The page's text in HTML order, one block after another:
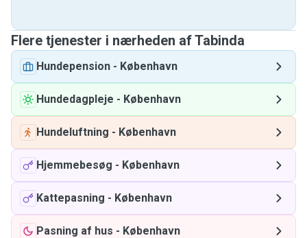
Flere tjenester i nærheden af ​​Tabinda
Hundepension - København
Hundedagpleje - København
Hundeluftning - København
Hjemmebesøg - København
Kattepasning - København
Pasning af hus - København